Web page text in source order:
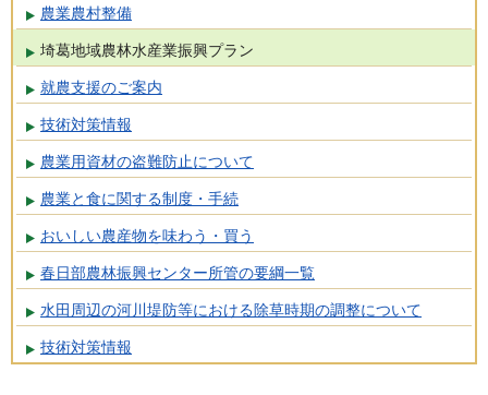
農業農村整備
埼葛地域農林水産業振興プラン
就農支援のご案内
技術対策情報
農業用資材の盗難防止について
農業と食に関する制度・手続
おいしい農産物を味わう・買う
春日部農林振興センター所管の要綱一覧
水田周辺の河川堤防等における除草時期の調整について
技術対策情報